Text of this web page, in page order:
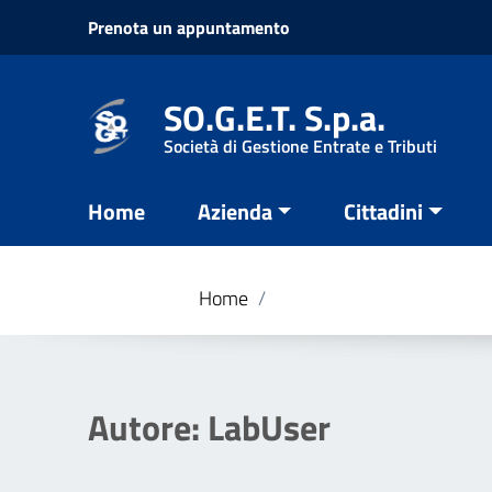
Vai ai contenuti
Vai al menu di navigazione
Prenota un appuntamento
SO.G.E.T. S.p.a.
Società di Gestione Entrate e Tributi
Home Azienda Cittadini
Home /
Autore: LabUser